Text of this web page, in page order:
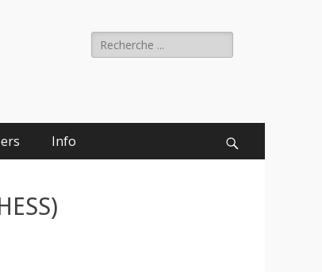
Rechercher :
Info